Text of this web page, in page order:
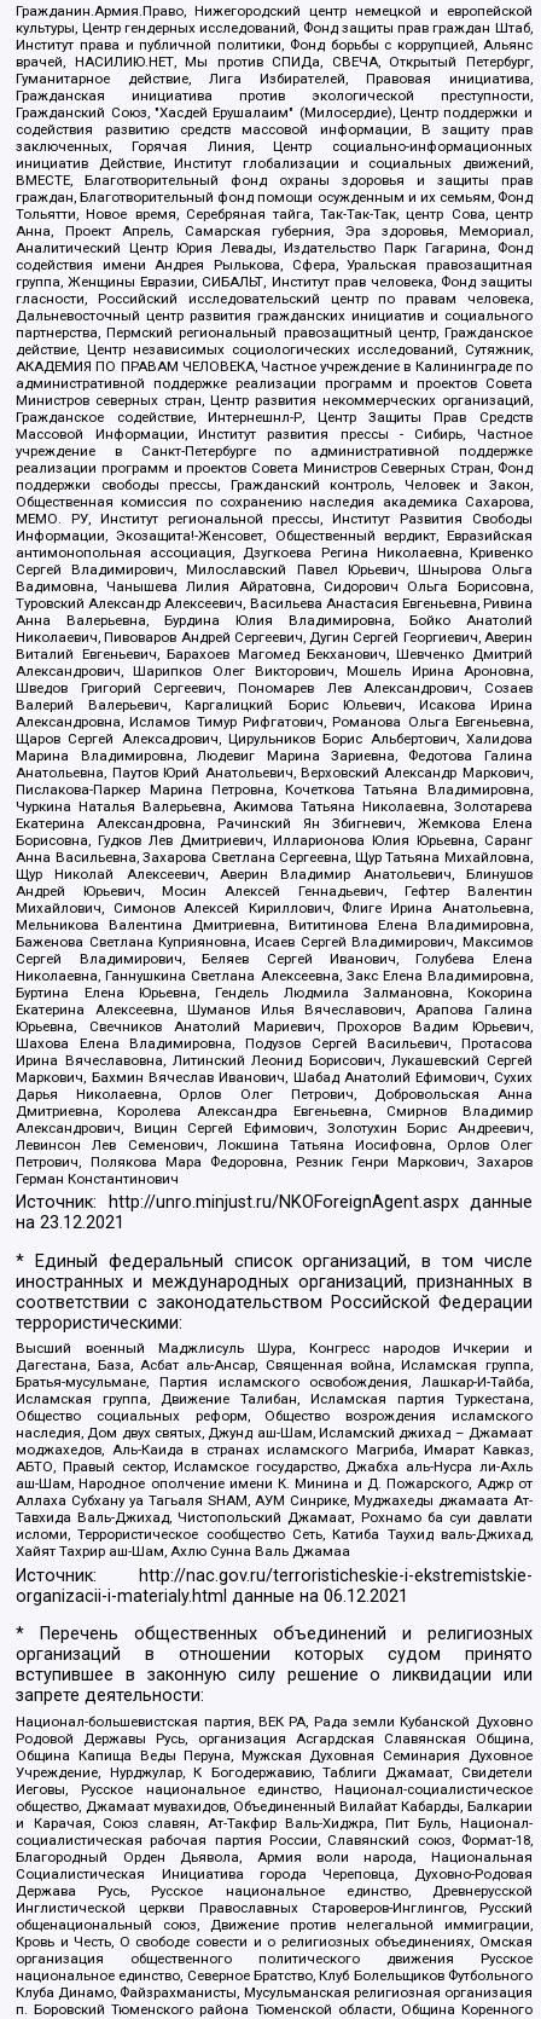
Гражданин.Армия.Право, Нижегородский центр немецкой и европейской
культуры, Центр гендерных исследований, Фонд защиты прав граждан Штаб,
Институт права и публичной политики, Фонд борьбы с коррупцией, Альянс
врачей, НАСИЛИЮ.НЕТ, Мы против СПИДа, СВЕЧА, Открытый Петербург,
Гуманитарное действие, Лига Избирателей, Правовая инициатива,
Гражданская инициатива против экологической преступности,
Гражданский Союз, "Хасдей Ерушалаим" (Милосердие), Центр поддержки и
содействия развитию средств массовой информации, В защиту прав
заключенных, Горячая Линия, Центр социально-информационных
инициатив Действие, Институт глобализации и социальных движений,
ВМЕСТЕ, Благотворительный фонд охраны здоровья и защиты прав
граждан, Благотворительный фонд помощи осужденным и их семьям, Фонд
Тольятти, Новое время, Серебряная тайга, Так-Так-Так, центр Сова, центр
Анна, Проект Апрель, Самарская губерния, Эра здоровья, Мемориал,
Аналитический Центр Юрия Левады, Издательство Парк Гагарина, Фонд
содействия имени Андрея Рылькова, Сфера, Уральская правозащитная
группа, Женщины Евразии, СИБАЛЬТ, Институт прав человека, Фонд защиты
гласности, Российский исследовательский центр по правам человека,
Дальневосточный центр развития гражданских инициатив и социального
партнерства, Пермский региональный правозащитный центр, Гражданское
действие, Центр независимых социологических исследований, Сутяжник,
АКАДЕМИЯ ПО ПРАВАМ ЧЕЛОВЕКА, Частное учреждение в Калининграде по
административной поддержке реализации программ и проектов Совета
Министров северных стран, Центр развития некоммерческих организаций,
Гражданское содействие, Интернешнл-Р, Центр Защиты Прав Средств
Массовой Информации, Институт развития прессы - Сибирь, Частное
учреждение в Санкт-Петербурге по административной поддержке
реализации программ и проектов Совета Министров Северных Стран, Фонд
поддержки свободы прессы, Гражданский контроль, Человек и Закон,
Общественная комиссия по сохранению наследия академика Сахарова,
МЕМО. РУ, Институт региональной прессы, Институт Развития Свободы
Информации, Экозащита!-Женсовет, Общественный вердикт, Евразийская
антимонопольная ассоциация, Дзугкоева Регина Николаевна, Кривенко
Сергей Владимирович, Милославский Павел Юрьевич, Шнырова Ольга
Вадимовна, Чанышева Лилия Айратовна, Сидорович Ольга Борисовна,
Туровский Александр Алексеевич, Васильева Анастасия Евгеньевна, Ривина
Анна Валерьевна, Бурдина Юлия Владимировна, Бойко Анатолий
Николаевич, Пивоваров Андрей Сергеевич, Дугин Сергей Георгиевич, Аверин
Виталий Евгеньевич, Барахоев Магомед Бекханович, Шевченко Дмитрий
Александрович, Шарипков Олег Викторович, Мошель Ирина Ароновна,
Шведов Григорий Сергеевич, Пономарев Лев Александрович, Созаев
Валерий Валерьевич, Каргалицкий Борис Юльевич, Исакова Ирина
Александровна, Исламов Тимур Рифгатович, Романова Ольга Евгеньевна,
Щаров Сергей Алексадрович, Цирульников Борис Альбертович, Халидова
Марина Владимировна, Людевиг Марина Зариевна, Федотова Галина
Анатольевна, Паутов Юрий Анатольевич, Верховский Александр Маркович,
Пислакова-Паркер Марина Петровна, Кочеткова Татьяна Владимировна,
Чуркина Наталья Валерьевна, Акимова Татьяна Николаевна, Золотарева
Екатерина Александровна, Рачинский Ян Збигневич, Жемкова Елена
Борисовна, Гудков Лев Дмитриевич, Илларионова Юлия Юрьевна, Саранг
Анна Васильевна, Захарова Светлана Сергеевна, Щур Татьяна Михайловна,
Щур Николай Алексеевич, Аверин Владимир Анатольевич, Блинушов
Андрей Юрьевич, Мосин Алексей Геннадьевич, Гефтер Валентин
Михайлович, Симонов Алексей Кириллович, Флиге Ирина Анатольевна,
Мельникова Валентина Дмитриевна, Вититинова Елена Владимировна,
Баженова Светлана Куприяновна, Исаев Сергей Владимирович, Максимов
Сергей Владимирович, Беляев Сергей Иванович, Голубева Елена
Николаевна, Ганнушкина Светлана Алексеевна, Закс Елена Владимировна,
Буртина Елена Юрьевна, Гендель Людмила Залмановна, Кокорина
Екатерина Алексеевна, Шуманов Илья Вячеславович, Арапова Галина
Юрьевна, Свечников Анатолий Мариевич, Прохоров Вадим Юрьевич,
Шахова Елена Владимировна, Подузов Сергей Васильевич, Протасова
Ирина Вячеславовна, Литинский Леонид Борисович, Лукашевский Сергей
Маркович, Бахмин Вячеслав Иванович, Шабад Анатолий Ефимович, Сухих
Дарья Николаевна, Орлов Олег Петрович, Добровольская Анна
Дмитриевна, Королева Александра Евгеньевна, Смирнов Владимир
Александрович, Вицин Сергей Ефимович, Золотухин Борис Андреевич,
Левинсон Лев Семенович, Локшина Татьяна Иосифовна, Орлов Олег
Петрович, Полякова Мара Федоровна, Резник Генри Маркович, Захаров
Герман Константинович
Источник: http://unro.minjust.ru/NKOForeignAgent.aspxданные
на23.12.2021
* Единый федеральный список организаций, в том числе
иностранных и международных организаций, признанных в
соответствии с законодательством Российской Федерации
террористическими:
Высший военный Маджлисуль Шура, Конгресс народов Ичкерии и
Дагестана, База, Асбат аль-Ансар, Священная война, Исламская группа,
Братья-мусульмане, Партия исламского освобождения, Лашкар-И-Тайба,
Исламская группа, Движение Талибан, Исламская партия Туркестана,
Общество социальных реформ, Общество возрождения исламского
наследия, Дом двух святых, Джунд аш-Шам, Исламский джихад – Джамаат
моджахедов, Аль-Каида в странах исламского Магриба, Имарат Кавказ,
АБТО, Правый сектор, Исламское государство, Джабха аль-Нусра ли-Ахль
аш-Шам, Народное ополчение имени К. Минина и Д. Пожарского, Аджр от
Аллаха Субхану уа Тагьаля SHAM, АУМ Синрике, Муджахеды джамаата Ат-
Тавхида Валь-Джихад, Чистопольский Джамаат, Рохнамо ба суи давлати
исломи, Террористическое сообщество Сеть, Катиба Таухид валь-Джихад,
Хайят Тахрир аш-Шам, Ахлю Сунна Валь Джамаа
Источник:
http://nac.gov.ru/terroristicheskie-i-ekstremistskie-
organizacii-i-materialy.html данные на06.12.2021
* Перечень общественных объединений и религиозных
организаций в отношении которых судом принято
вступившее в законную силу решение о ликвидации или
запрете деятельности:
Национал-большевистская партия, ВЕК РА, Рада земли Кубанской Духовно
Родовой Державы Русь, организация Асгардская Славянская Община,
Община Капища Веды Перуна, Мужская Духовная Семинария Духовное
Учреждение, Нурджулар, К Богодержавию, Таблиги Джамаат, Свидетели
Иеговы, Русское национальное единство, Национал-социалистическое
общество, Джамаат мувахидов, Объединенный Вилайат Кабарды, Балкарии
и Карачая, Союз славян, Ат-Такфир Валь-Хиджра, Пит Буль, Национал-
социалистическая рабочая партия России, Славянский союз, Формат-18,
Благородный Орден Дьявола, Армия воли народа, Национальная
Социалистическая Инициатива города Череповца, Духовно-Родовая
Держава Русь, Русское национальное единство, Древнерусской
Инглистической церкви Православных Староверов-Инглингов, Русский
общенациональный союз, Движение против нелегальной иммиграции,
Кровь и Честь, О свободе совести и о религиозных объединениях, Омская
организация общественного политического движения Русское
национальное единство, Северное Братство, Клуб Болельщиков Футбольного
Клуба Динамо, Файзрахманисты, Мусульманская религиозная организация
п. Боровский Тюменского района Тюменской области, Община Коренного